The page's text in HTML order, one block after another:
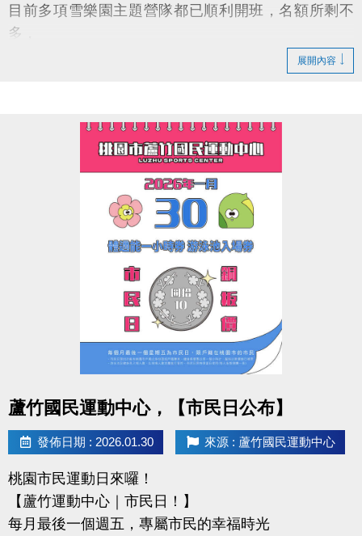
目前多項雪樂園主題營隊都已順利開班，名額所剩不
多，
還有部分課程即將開課，只差幾位小小探險家就能啟
留下最歡樂、最難忘的冬日回憶吧～
【加碼優惠】
凡報名球類營隊任兩梯享9折優惠，三梯享88折優惠!!
【報名資訊】開課前皆可報名，把握最後機會！
-洽詢專線：03-2639066 #115、116
-官網 :
https://www.lzsports.com.tw/zh_TW/news/pageID/1/
-FB : 桃園市蘆竹國民運動中心
-IG : @luzhusports
展開內容
蘆竹國民運動中心，【市民日公布】
發佈日期 : 2026.01.30 來源 : 蘆竹國民運動中心
桃園市民運動日來囉！
【蘆竹運動中心｜市民日！】
每月最後一個週五，專屬市民的幸福時光